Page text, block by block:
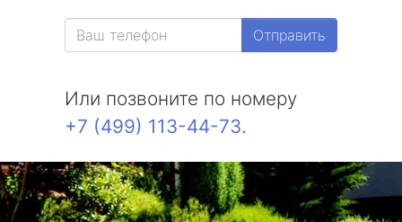
Отправить
Или позвоните по номеру
+7 (499) 113-44-73.